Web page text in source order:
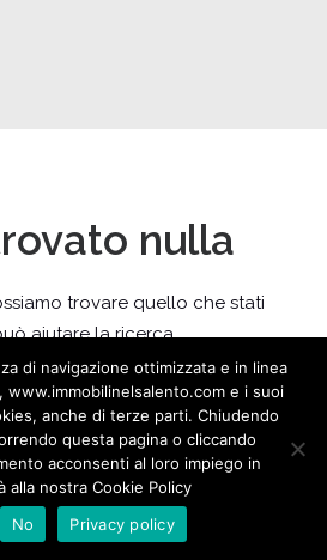
nulla
trovare quello che stati
aiutare la ricerca.
di navigazione ottimizzata e in linea
e i suoi
anche di terze parti. Chiudendo
questa pagina o cliccando
acconsenti al loro impiego in
alla nostra Cookie Policy
No Privacy policy